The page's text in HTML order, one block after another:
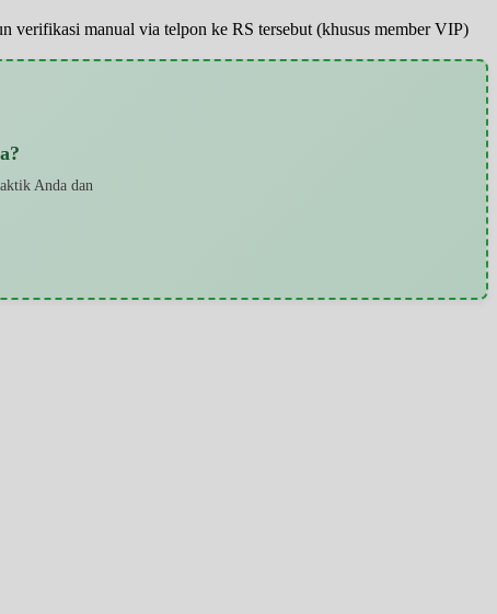
verifikasi manual via telpon ke RS tersebut (khusus member VIP)
Anda dan